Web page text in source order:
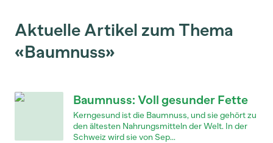
Aktuelle Artikel zum Thema
«Baumnuss»
Baumnuss: Voll gesunder Fette
Kerngesund ist die Baumnuss, und sie gehört zu
den ältesten Nahrungsmitteln der Welt. In der
Schweiz wird sie von Sep...